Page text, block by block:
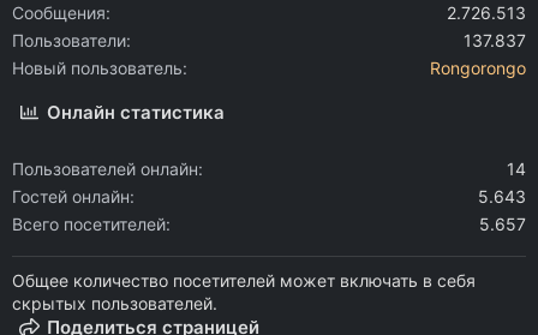
Сообщения
2.726.513
Пользователи
137.837
Новый пользователь
Rongorongo
Онлайн статистика
Пользователей онлайн
14
Гостей онлайн
5.643
Всего посетителей
5.657
Общее количество посетителей может включать в себя
скрытых пользователей.
Поделиться страницей